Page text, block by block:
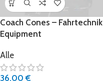
Coach Cones – Fahrtechnik
Equipment
Alle
36,00€